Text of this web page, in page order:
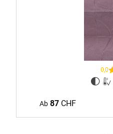
0,0
Ab 87CHF